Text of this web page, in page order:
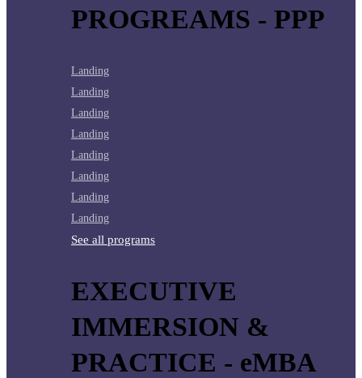
PROGREAMS - PPP
Landing
Landing
Landing
Landing
Landing
Landing
Landing
Landing
See all programs
EXECUTIVE
IMMERSION &
PRACTICE - eMBA